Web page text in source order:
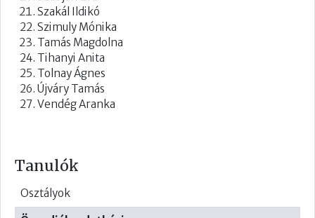
Tanulók
Osztályok
Szakál Ildikó
Szimuly Mónika
Tamás Magdolna
Tihanyi Anita
Tolnay Ágnes
Újváry Tamás
Vendég Aranka